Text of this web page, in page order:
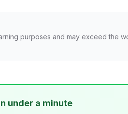
purposes and may exceed the
under a minute